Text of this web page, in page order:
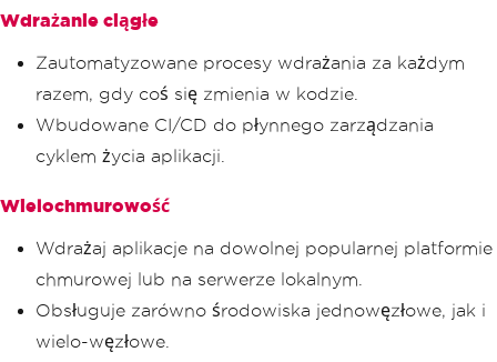
Wdrażanie ciągłe
Zautomatyzowane procesy wdrażania za każdym
razem, gdy coś się zmienia w kodzie.
Wbudowane CI/CD do płynnego zarządzania
cyklem życia aplikacji.
Wielochmurowość
Wdrażaj aplikacje na dowolnej popularnej platformie
chmurowej lub na serwerze lokalnym.
Obsługuje zarówno środowiska jednowęzłowe, jak i
wielo-węzłowe.